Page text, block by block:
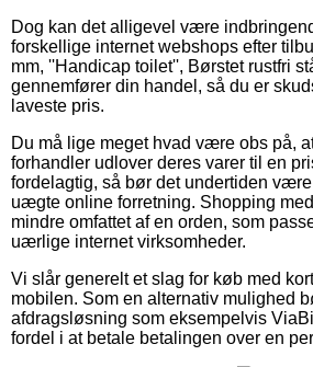
Dog kan det alligevel være
forskellige internet webshops efter
mm, ''Handicap toilet'', Børstet rustfri
gennemfører din handel, så du er
laveste pris.
Du må lige meget hvad være obs på,
forhandler udlover deres varer til en
fordelagtig, så bør det undertiden
uægte online forretning. Shopping
mindre omfattet af en orden, som
uærlige internet virksomheder.
Vi slår generelt et slag for køb med
mobilen. Som en alternativ mulighed
afdragsløsning som eksempelvis
fordel i at betale betalingen over en